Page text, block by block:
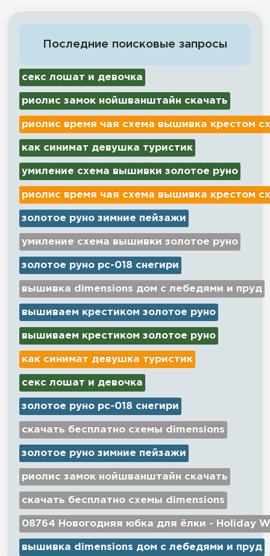
Последние поисковые запросы
секс лошат и девочка
риолис замок нойшванштайн скачать
риолис время чая схема вышивка крестом
как синимат девушка туристик
умиление схема вышивки золотое руно
риолис время чая схема вышивка крестом
золотое руно зимние пейзажи
умиление схема вышивки золотое руно
золотое руно рс-018 снегири
вышивка dimensions дом с лебедями и пруд
вышиваем крестиком золотое руно
вышиваем крестиком золотое руно
как синимат девушка туристик
секс лошат и девочка
золотое руно рс-018 снегири
скачать бесплатно схемы dimensions
золотое руно зимние пейзажи
риолис замок нойшванштайн скачать
скачать бесплатно схемы dimensions
08764 Новогодняя юбка для ёлки - Holiday
вышивка dimensions дом с лебедями и пруд